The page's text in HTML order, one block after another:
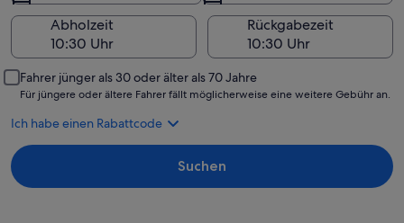
Abholzeit
Rückgabezeit
Fahrer jünger als 30 oder älter als 70 Jahre
Für jüngere oder ältere Fahrer fällt möglicherweise eine weitere Gebühr an.
Ich habe einen Rabattcode
Suchen